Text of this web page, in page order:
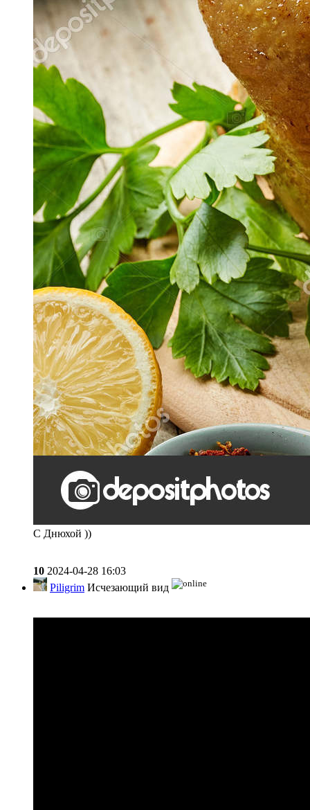
С Днюхой ))
10 2024-04-28 16:03
Piligrim Исчезающий вид